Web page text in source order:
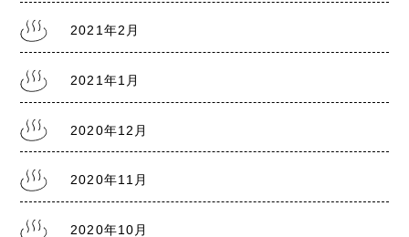
2021年2月
2021年1月
2020年12月
2020年11月
2020年10月